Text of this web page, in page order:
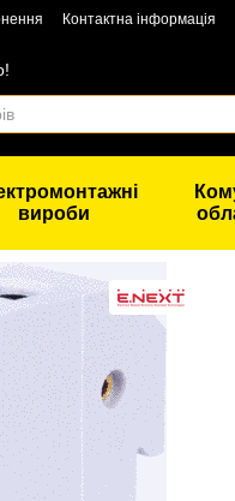
Контактна інформація
вироби